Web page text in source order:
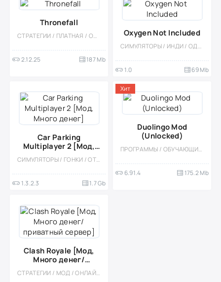
Thronefall
СТРАТЕГИИ / ПЛАТНАЯ / ОДНОПОЛЬЗОВАТЕЛЬСКИЕ / КАЗУАЛЬНЫЕ / МОД / ОФЛАЙН / ИНДИ / ТАКТИЧЕСКИЕ / TOWER DEFENCE
2.12.25 187 Mb
Oxygen Not Included
СИМУЛЯТОРЫ / ИНДИ / ОДНОПОЛЬЗОВАТЕЛЬСКИЕ / ВЫЖИВАНИЕ / УПРАВЛЕНИЕ / ВСТРОЕННЫЙ КЕШ / ПОРТЫ
1.0 69 Mb
Car Parking
Multiplayer 2 [Мод,
Много денег]
СИМУЛЯТОРЫ / ГОНКИ / ОТКРЫТЫЙ МИР / КАЗУАЛЬНЫЕ / СТИЛИЗАЦИЯ / 3D / ВСТРОЕННЫЙ КЕШ / БОЛЬШАЯ / МОД / ФИЗИКА
1.3.2.3 1.7 Gb
Duolingo Mod
(Unlocked)
ПРОГРАММЫ / ОБУЧАЮЩИЕ / МОД
6.91.4 175.2 Mb
Хит
Clash Royale [Мод,
Много денег/
приватный сервер]СТРАТЕГИИ / МОД / ОНЛАЙН / ТАКТИЧЕСКИЕ / МНОГОПОЛЬЗОВАТЕЛЬСКАЯ / СОРЕВНОВАТЕЛЬНАЯ / СТИЛИЗАЦИЯ / БЕЗ КЕША / ВСТРОЕННЫЙ КЕШ / ПРИВАТКИ